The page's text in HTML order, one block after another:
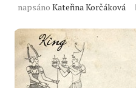
napsáno Kateřina Korčáková